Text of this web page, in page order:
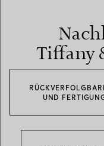
Tiffany
UND